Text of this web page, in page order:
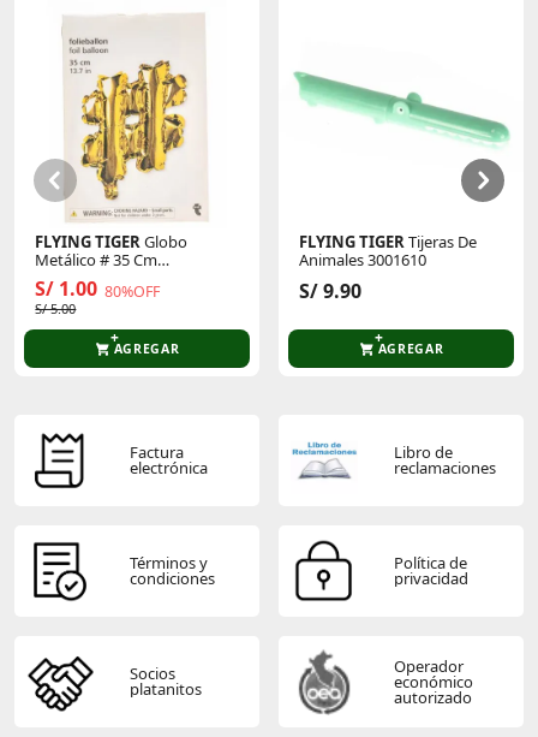
Sin calificaciones
Este producto aún no tiene calificaciones.
Sé el primero en comentar y acumula Puntos.
FLYING TIGERGlobo
Metálico # 35 Cm
P/Cumpleaños 3005873
S/ 1.00 80%OFF
S/ 5.00
AGREGAR
FLYING TIGERTijeras De
Animales 3001610
S/ 9.90
AGREGAR
Factura
electrónica
Libro de
reclamaciones
Términos y
condiciones
Política de
privacidad
Socios
platanitos
Operador
económico
autorizado